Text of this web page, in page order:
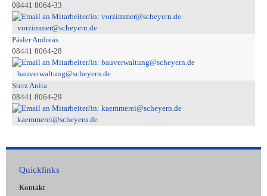
08441 8064-33
vorzimmer@scheyern.de
Päsler Andreas
08441 8064-28
bauverwaltung@scheyern.de
Sterz Anita
08441 8064-29
kaemmerei@scheyern.de
Quicklinks
Kontakt